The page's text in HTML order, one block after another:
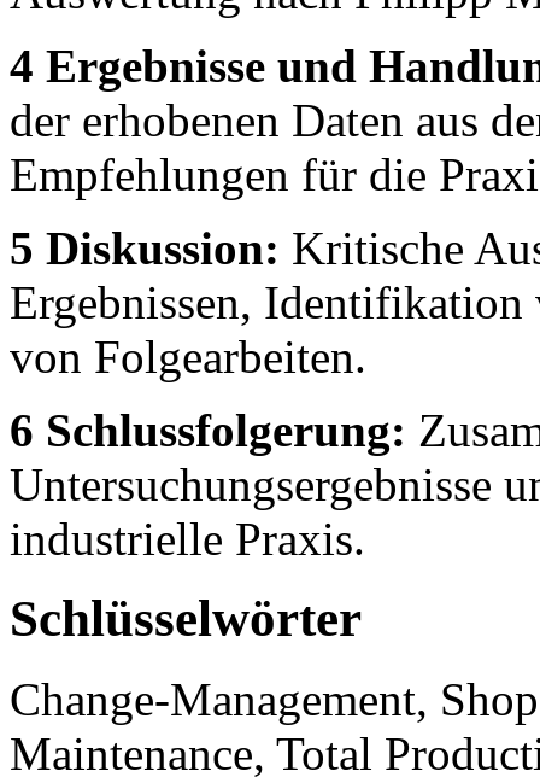
4 Ergebnisse und
der erhobenen Daten aus
Empfehlungen für die
5 Diskussion: Kritische
Ergebnissen,
von Folgearbeiten.
6 Schlussfolgerung:
Untersuchungsergebnisse
industrielle Praxis.
Schlüsselwörter
Change-Management,
Maintenance, Total